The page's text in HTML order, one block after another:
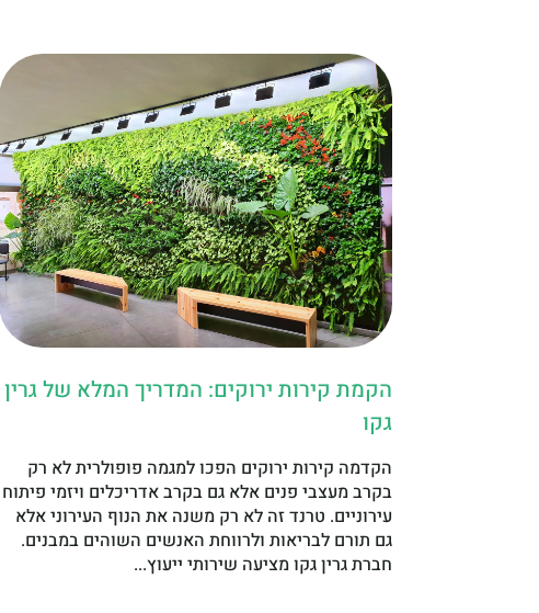
הקמת קירות ירוקים: המדריך המלא של גרין
גקו
הקדמה קירות ירוקים הפכו למגמה פופולרית לא רק
בקרב מעצבי פנים אלא גם בקרב אדריכלים ויזמי פיתוח
עירוניים. טרנד זה לא רק משנה את הנוף העירוני אלא
גם תורם לבריאות ולרווחת האנשים השוהים במבנים.
חברת גרין גקו מציעה שירותי ייעוץ...